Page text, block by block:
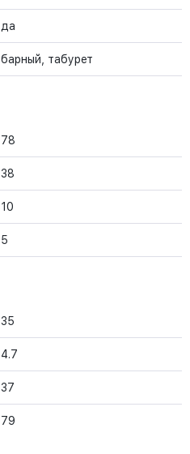
да
барный, табурет
78
38
10
5
35
4.7
37
79